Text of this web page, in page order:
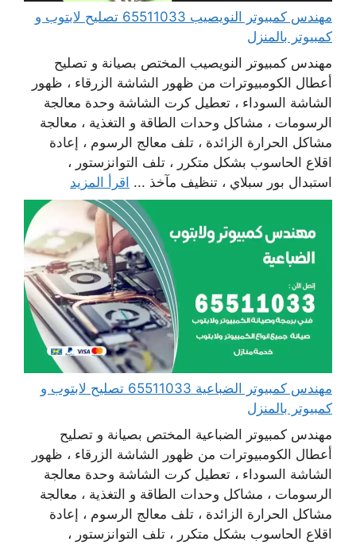
مهندس كمبيوتر النويصيب 65511033 تصليح لابتوب و
كمبيوتر بالمنزل
مهندس كمبيوتر النويصيب المختص بصيانة و تصليح
أعطال الكومبيوترات من ظهور الشاشة الزرقاء ، ظهور
الشاشة السوداء ، تعطيل كرت الشاشة وحدة معالجة
الرسومات ، مشاكل وحدات الطاقة و التغذية ، معالجة
مشاكل الحرارة الزائدة ، تلف معالج الرسوم ، إعادة
اقلاع الحاسوب بشكل متكرر ، تلف التوانزستور ،
استبدال بور سبلاي ، تنظيف مآخذ ... اقرأ المزيد
مهندس كمبيوتر الضباعية 65511033 تصليح لابتوب و
كمبيوتر بالمنزل
مهندس كمبيوتر الضباعية المختص بصيانة و تصليح
أعطال الكومبيوترات من ظهور الشاشة الزرقاء ، ظهور
الشاشة السوداء ، تعطيل كرت الشاشة وحدة معالجة
الرسومات ، مشاكل وحدات الطاقة و التغذية ، معالجة
مشاكل الحرارة الزائدة ، تلف معالج الرسوم ، إعادة
اقلاع الحاسوب بشكل متكرر ، تلف التوانزستور ،